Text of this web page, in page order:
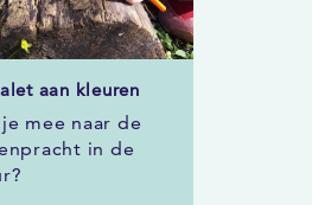
aan kleuren
mee naar de
in de